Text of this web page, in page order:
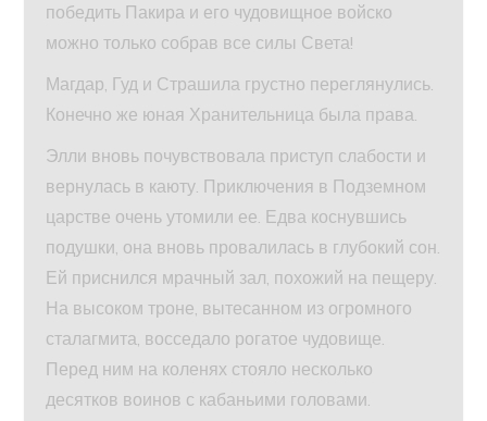
победить Пакира и его чудовищное войско
можно только собрав все силы Света!
Магдар, Гуд и Страшила грустно переглянулись.
Конечно же юная Хранительница была права.
Элли вновь почувствовала приступ слабости и
вернулась в каюту. Приключения в Подземном
царстве очень утомили ее. Едва коснувшись
подушки, она вновь провалилась в глубокий сон.
Ей приснился мрачный зал, похожий на пещеру.
На высоком троне, вытесанном из огромного
сталагмита, восседало рогатое чудовище.
Перед ним на коленях стояло несколько
десятков воинов с кабаньими головами.